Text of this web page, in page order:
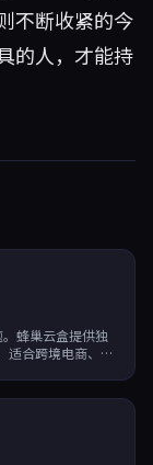
不断收紧的今
的人，才能持
蜂巢云盒提供独
适合跨境电商、社